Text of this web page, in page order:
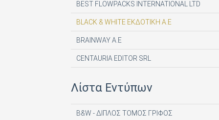
BEST FLOWPACKS INTERNATIONAL LTD
BLACK & WHITE ΕΚΔΟΤΙΚΗ Α.Ε
BRAINWAY A.E
CENTAURIA EDITOR SRL
DIGITAL CONTENT S.A.
Λίστα Εντύπων
B&W - ΔΙΠΛΟΣ ΤΟΜΟΣ ΓΡΙΦΟΣ